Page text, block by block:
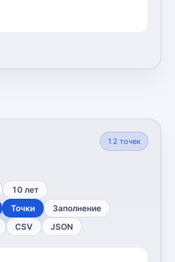
12 точек
10 лет
Точки Заполнение
CSV JSON